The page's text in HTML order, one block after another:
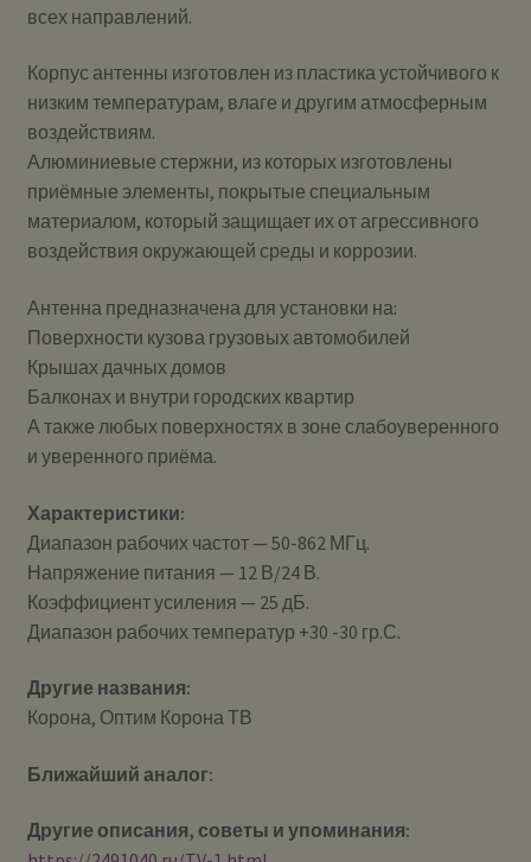
всех направлений.
Корпус антенны изготовлен из пластика устойчивого к
низким температурам, влаге и другим атмосферным
воздействиям.
Алюминиевые стержни, из которых изготовлены
приёмные элементы, покрытые специальным
материалом, который защищает их от агрессивного
воздействия окружающей среды и коррозии.
Антенна предназначена для установки на:
Поверхности кузова грузовых автомобилей
Крышах дачных домов
Балконах и внутри городских квартир
А также любых поверхностях в зоне слабоуверенного
и уверенного приёма.
Характеристики:
Диапазон рабочих частот — 50-862 МГц.
Напряжение питания — 12 В/24 В.
Коэффициент усиления — 25 дБ.
Диапазон рабочих температур +30 -30 гр.С.
Другие названия:
Корона, Оптим Корона ТВ
Ближайший аналог:
Другие описания, советы и упоминания: